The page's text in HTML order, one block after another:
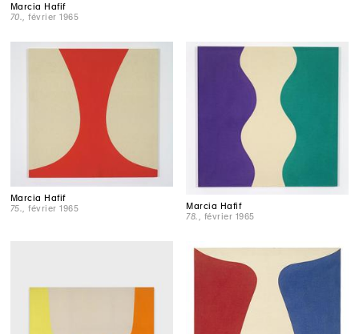
Marcia Hafif
70.
, février 1965
Marcia Hafif
75.
, février 1965
Marcia Hafif
78.
, février 1965